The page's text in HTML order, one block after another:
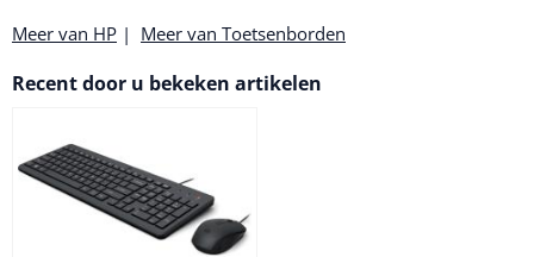
Meer van HP | Meer van Toetsenborden
Recent door u bekeken artikelen